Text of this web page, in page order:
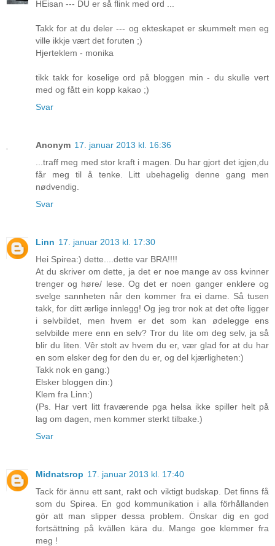
HEisan --- DU er så flink med ord ...
Takk for at du deler --- og ekteskapet er skummelt men eg
ville ikkje vært det foruten ;)
Hjerteklem - monika
tikk takk for koselige ord på bloggen min - du skulle vert
med og fått ein kopp kakao ;)
Svar
Anonym 17. januar 2013 kl. 16:36
...traff meg med stor kraft i magen. Du har gjort det igjen,du
får meg til å tenke. Litt ubehagelig denne gang men
nødvendig.
Svar
Linn 17. januar 2013 kl. 17:30
Hei Spirea:) dette....dette var BRA!!!!
At du skriver om dette, ja det er noe mange av oss kvinner
trenger og høre/ lese. Og det er noen ganger enklere og
svelge sannheten når den kommer fra ei dame. Så tusen
takk, for ditt ærlige innlegg! Og jeg tror nok at det ofte ligger
i selvbildet, men hvem er det som kan ødelegge ens
selvbilde mere enn en selv? Tror du lite om deg selv, ja så
blir du liten. Vêr stolt av hvem du er, vær glad for at du har
en som elsker deg for den du er, og del kjærligheten:)
Takk nok en gang:)
Elsker bloggen din:)
Klem fra Linn:)
(Ps. Har vert litt fraværende pga helsa ikke spiller helt på
lag om dagen, men kommer sterkt tilbake.)
Svar
Midnatsrop 17. januar 2013 kl. 17:40
Tack för ännu ett sant, rakt och viktigt budskap. Det finns få
som du Spirea. En god kommunikation i alla förhållanden
gör att man slipper dessa problem. Önskar dig en god
fortsättning på kvällen kära du. Mange goe klemmer fra
meg !